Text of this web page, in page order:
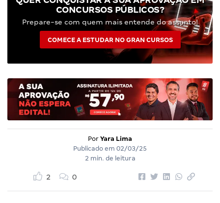
CONCURSOS PÚBLICOS?
Prepare-se com quem mais entende do assunto!
COMECE A ESTUDAR NO GRAN CURSOS
Por Yara Lima
Publicado em 02/03/25
2 min. de leitura
2 0